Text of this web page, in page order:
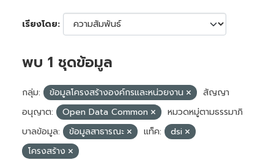
เรียงโดย
พบ 1 ชุดข้อมูล
กลุ่ม: ข้อมูลโครงสร้างองค์กรและหน่วยงาน
สัญญา
อนุญาต:
Open Data Common
หมวดหมู่ตามธรรมาภิ
บาลข้อมูล:
ข้อมูลสาธารณะ แท็ค:
dsi
โครงสร้าง